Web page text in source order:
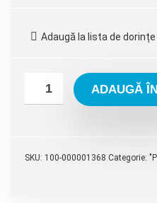
Adaugă la lista de dorințe
ADAUGĂ
SKU: 100-000001368 Categorie: